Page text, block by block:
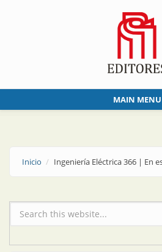
MAIN MENU
Inicio Ingeniería Eléctrica 366 | En
Formulario de búsqueda